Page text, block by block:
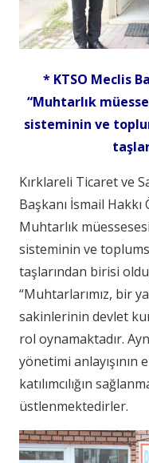
* KTSO Meclis
“Muhtarlık
sisteminin ve
Kırklareli Ticaret ve
Başkanı İsmail Hakkı
Muhtarlık
sisteminin ve
taşlarından birisi
“Muhtarlarımız, bir
sakinlerinin devlet
rol oynamaktadır.
yönetimi
katılımcılığın
üstlenmektedirler.